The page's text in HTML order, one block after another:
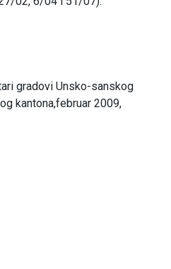
gradovi Unsko-sanskog
kantona,februar 2009,